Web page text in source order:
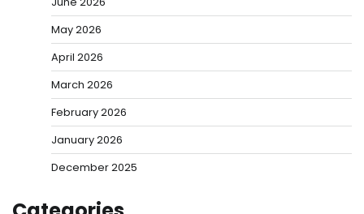
May 2026
April 2026
March 2026
February 2026
January 2026
December 2025